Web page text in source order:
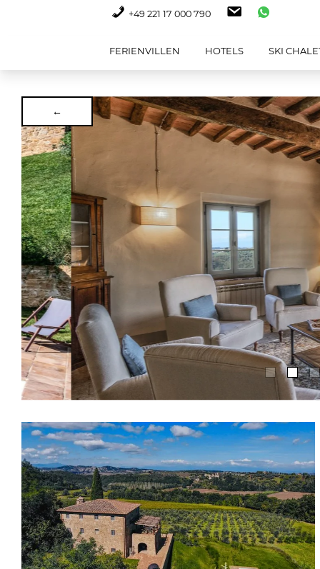
+49 221 17 000 790
FERIENVILLEN HOTELS SKI
←